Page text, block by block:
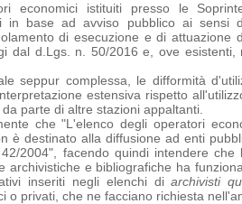
economici istituiti presso le
in base ad avviso pubblico ai sensi
di esecuzione e di attuazione
dal d.Lgs. n. 50/2016 e, ove esistenti,
seppur complessa, le difformità
estensiva rispetto
parte di altre stazioni appaltanti.
che "L'elenco degli operatori
è destinato alla diffusione ad enti
2004", facendo quindi intendere che
archivistiche e bibliografiche ha
inseriti negli elenchi diarchivisti
o privati, che ne facciano richiesta